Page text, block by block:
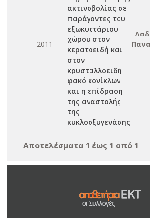
2011
ακτινοβολίας σε
παράγοντες του
εξωκυττάριου
χώρου στον
κερατοειδή και
στον
κρυσταλλοειδή
φακό κονίκλων
και η επίδραση
της αναστολής
της
κυκλοοξυγενάσης
Αποτελέσματα 1 έως 1 από 1